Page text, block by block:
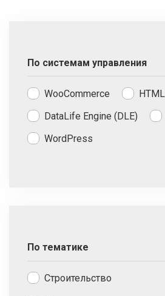
По системам управления
WooCommerce
HTML
DataLife Engine (DLE)
WordPress
По тематике
Строительство